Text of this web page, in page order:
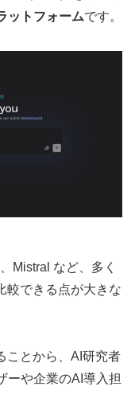
ットフォームです。
Mistral など、多く
較できる点が大きな
ことから、AI研究者
ーや企業のAI導入担